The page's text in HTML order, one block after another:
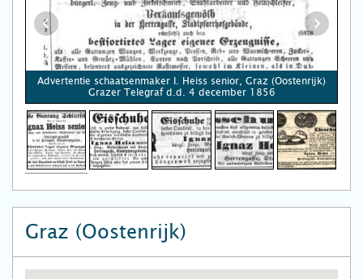
Advertentie schaatsenmaker I. Heiss senior, Graz (Oostenrijk)
Grazer Telegraf d.d. 4 december 1856
Graz (Oostenrijk)